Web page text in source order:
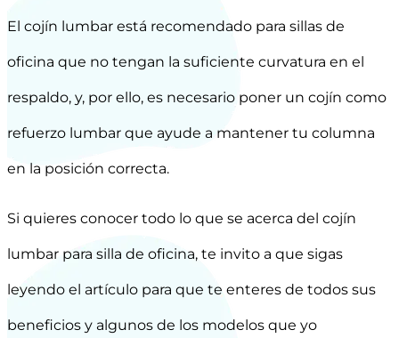
El cojín lumbar está recomendado para sillas de
oficina que no tengan la suficiente curvatura en el
respaldo, y, por ello, es necesario poner un cojín como
refuerzo lumbar que ayude a mantener tu columna
en la posición correcta.
Si quieres conocer todo lo que se acerca del cojín
lumbar para silla de oficina, te invito a que sigas
leyendo el artículo para que te enteres de todos sus
beneficios y algunos de los modelos que yo